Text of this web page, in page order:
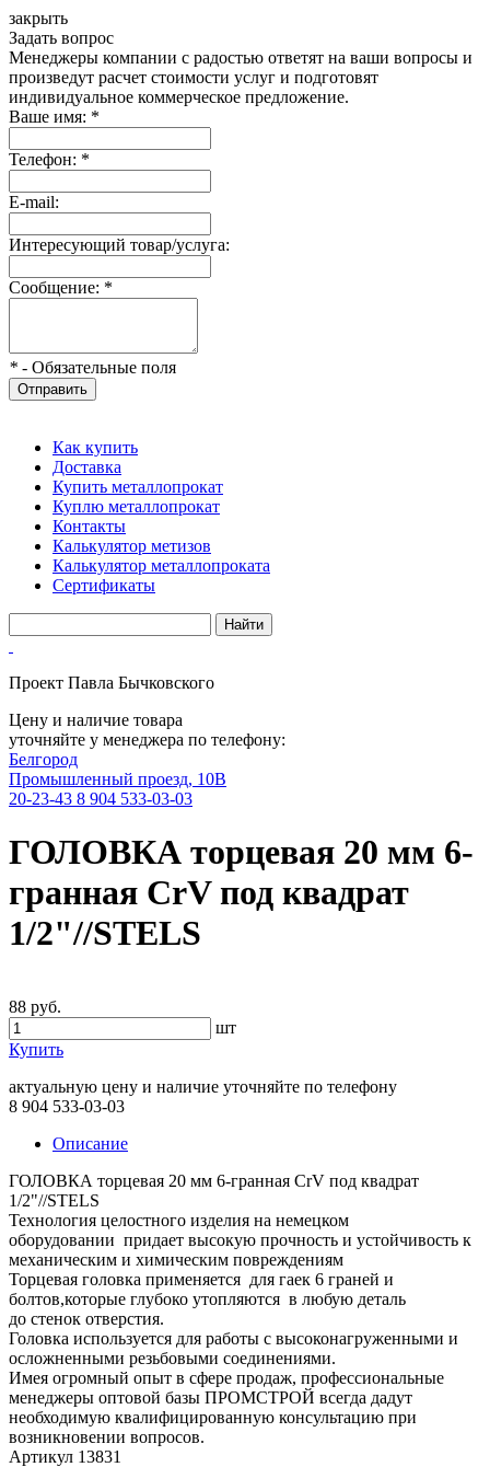
закрыть
Задать вопрос
Менеджеры компании с радостью ответят на ваши вопросы и
произведут расчет стоимости услуг и подготовят
индивидуальное коммерческое предложение.
Ваше имя: *
Телефон: *
E-mail:
Интересующий товар/услуга:
Сообщение: *
* - Обязательные поля
Отправить
Как купить
Доставка
Купить металлопрокат
Куплю металлопрокат
Контакты
Калькулятор метизов
Калькулятор металлопроката
Сертификаты
Проект Павла Бычковского
Цену и наличие товара
уточняйте у менеджера по телефону:
Белгород
Промышленный проезд, 10В
20-23-43 8 904 533-03-03
ГОЛОВКА торцевая 20 мм 6-
гранная CrV под квадрат
1/2"//STELS
88 руб.
шт
Купить
актуальную цену и наличие уточняйте по телефону
8 904 533-03-03
Описание
ГОЛОВКА торцевая 20 мм 6-гранная CrV под квадрат
1/2"//STELS
Технология целостного изделия на немецком
оборудовании придает высокую прочность и устойчивость к
механическим и химическим повреждениям
Торцевая головка применяется для гаек 6 граней и
болтов,которые глубоко утопляются в любую деталь
до стенок отверстия.
Головка используется для работы с высоконагруженными и
осложненными резьбовыми соединениями.
Имея огромный опыт в сфере продаж, профессиональные
менеджеры оптовой базы ПРОМСТРОЙ всегда дадут
необходимую квалифицированную консультацию при
возникновении вопросов.
Артикул 13831